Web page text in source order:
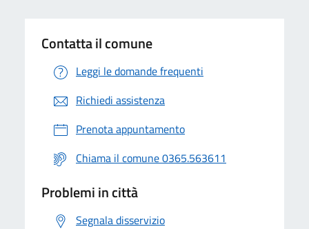
Contatta il comune
Leggi le domande frequenti
Richiedi assistenza
Prenota appuntamento
Chiama il comune 0365.563611
Problemi in città
Segnala disservizio